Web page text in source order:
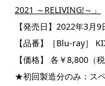
2021 ～RELIVING!～」
【発売日】2022年3月9
【品番】［Blu-ray］
【価格】 各￥8,800（
★初回製造分のみ：ス